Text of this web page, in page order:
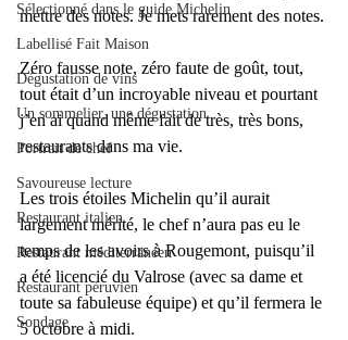
Sélectionné dans le guide Michelin
Labellisé Fait Maison
Dégustation de vins
Un sommelier, une dégustation
Portrait de chef
Savoureuse lecture
Restaurant italien
Restaurant méditerranéen
Restaurant péruvien
Sondage
mettre des notes. Je mets rarement des notes.
Zéro fausse note, zéro faute de goût, tout,
tout était d’un incroyable niveau et pourtant
j’en ai quand même fait de très, très bons,
restaurants dans ma vie.
Les trois étoiles Michelin qu’il aurait
largement mérité, le chef n’aura pas eu le
temps de les avoirs à Rougemont, puisqu’il
a été licencié du Valrose (avec sa dame et
toute sa fabuleuse équipe) et qu’il fermera le
5 octobre à midi.